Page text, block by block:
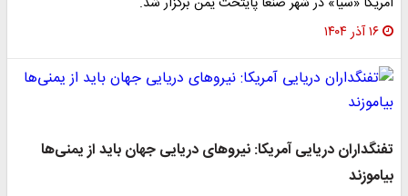
۱۶ آذر ۱۴۰۴
تفنگداران دریایی آمریکا: نیروهای دریایی جهان باید از یمنی‌ها
بیاموزند